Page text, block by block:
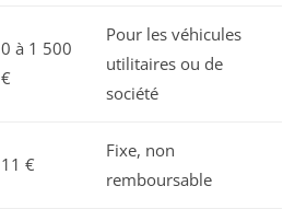
0 à 1 500
€
Pour les véhicules
utilitaires ou de
société
11 €
Fixe, non
remboursable